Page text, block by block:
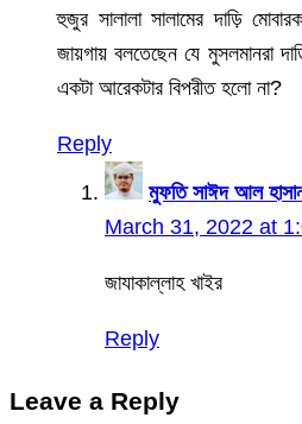
হুজুর সালালা সালামের দাড়ি
জায়গায় বলতেছেন যে মুসলমানরা
একটা আরেকটার বিপরীত হলো না?
Reply
মুফতি সাঈদ আল
March 31, 2022 at
জাযাকাল্লাহ খাইর
Reply
Leave a Reply